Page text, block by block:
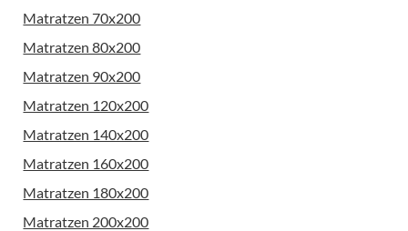
Matratzen 70x200
Matratzen 80x200
Matratzen 90x200
Matratzen 120x200
Matratzen 140x200
Matratzen 160x200
Matratzen 180x200
Matratzen 200x200